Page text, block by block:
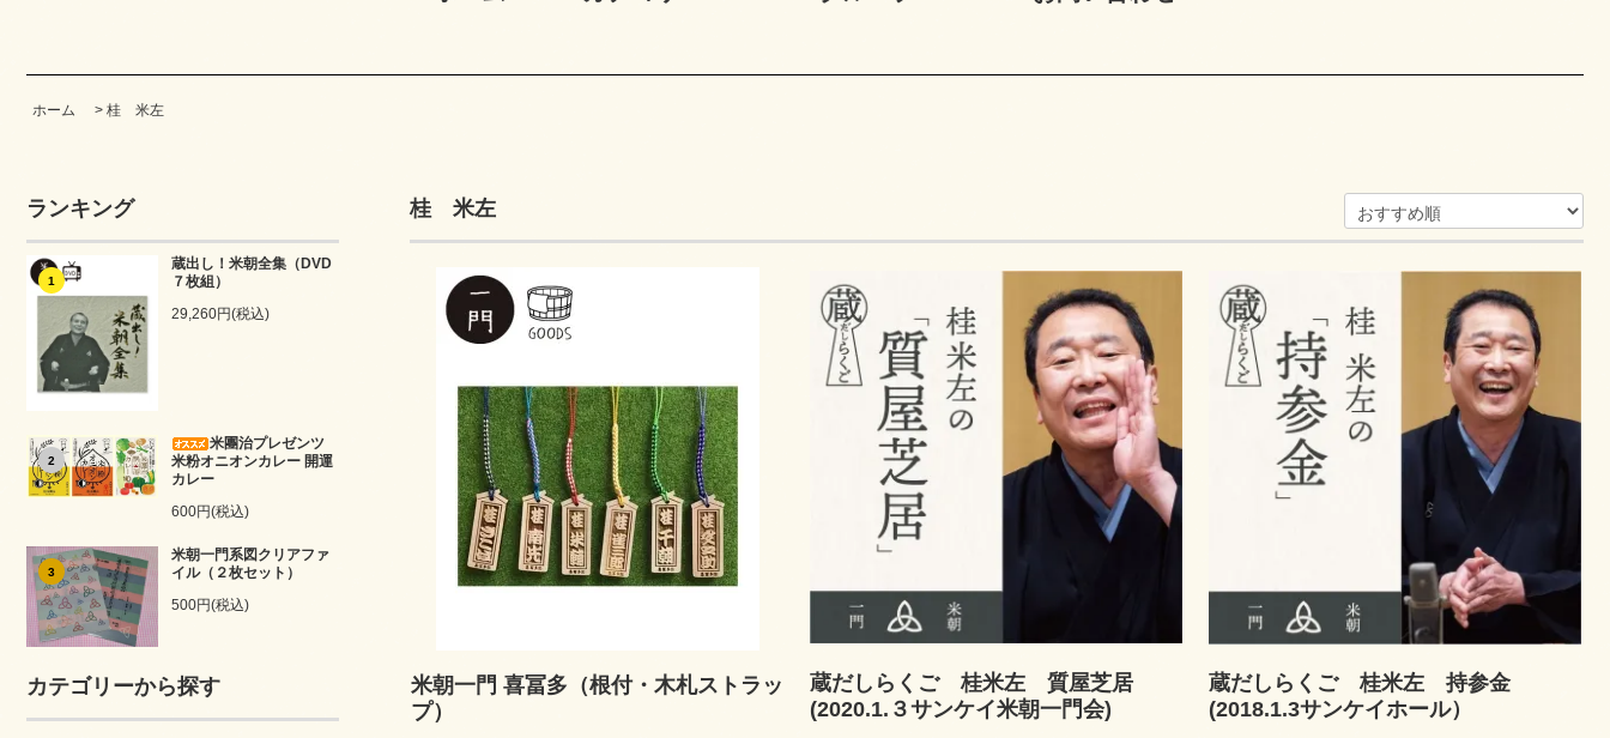
ホーム > 桂 米左
ランキング
1
蔵出し！米朝全集（DVD
７枚組）
29,260円(税込)
2
米團治プレゼンツ
米粉オニオンカレー 開運
カレー
600円(税込)
3
米朝一門系図クリアファ
イル（２枚セット）
500円(税込)
カテゴリーから探す
桂 米左
米朝一門 喜冨多（根付・木札ストラッ
プ）
蔵だしらくご 桂米左 質屋芝居
(2020.1.３サンケイ米朝一門会)
蔵だしらくご 桂米左 持参金
(2018.1.3サンケイホール）